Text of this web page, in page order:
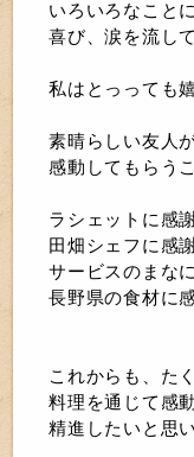
いろいろなこと
喜び、涙を流し
私はとっっても
素晴らしい友人
感動してもらう
ラシェットに感
田畑シェフに感
サービスのまな
長野県の食材に
これからも、た
料理を通じて感
精進したいと思